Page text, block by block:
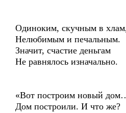
Одиноким, скучным в
Нелюбимым и печальным.
Значит, счастие деньгам
Не равнялось изначально.
«Вот построим новый
Дом построили. И что же?